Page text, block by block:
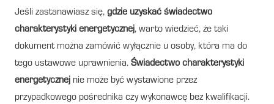
Jeśli zastanawiasz się, gdzie uzyskać świadectwo
charakterystyki energetycznej, warto wiedzieć, że taki
dokument można zamówić wyłącznie u osoby, która ma do
tego ustawowe uprawnienia. Świadectwo charakterystyki
energetycznej nie może być wystawione przez
przypadkowego pośrednika czy wykonawcę bez kwalifikacji.